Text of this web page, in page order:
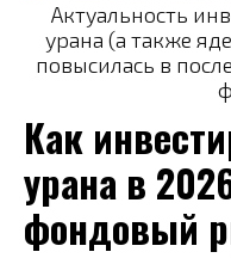
Актуальность
урана (а также
повысилась в
Как
урана в
фондовый